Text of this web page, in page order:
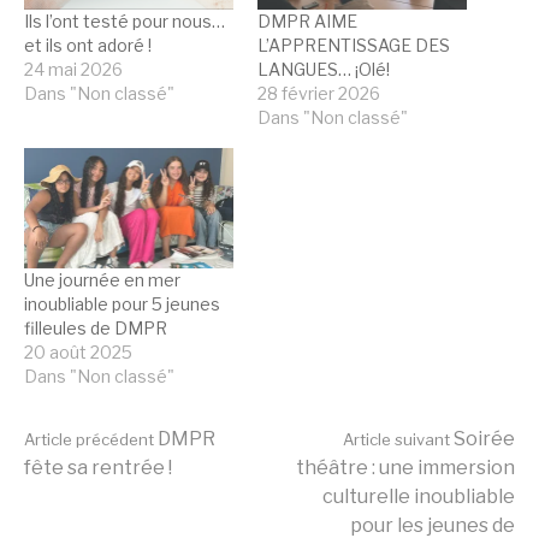
Ils l’ont testé pour nous…
et ils ont adoré !
24 mai 2026
Dans "Non classé"
DMPR AIME
L’APPRENTISSAGE DES
LANGUES… ¡Olé!
28 février 2026
Dans "Non classé"
Une journée en mer
inoubliable pour 5 jeunes
filleules de DMPR
20 août 2025
Dans "Non classé"
Lire
Article précédent DMPR
fête sa rentrée !
Article suivantSoirée
théâtre : une immersion
culturelle inoubliable
pour les jeunes de